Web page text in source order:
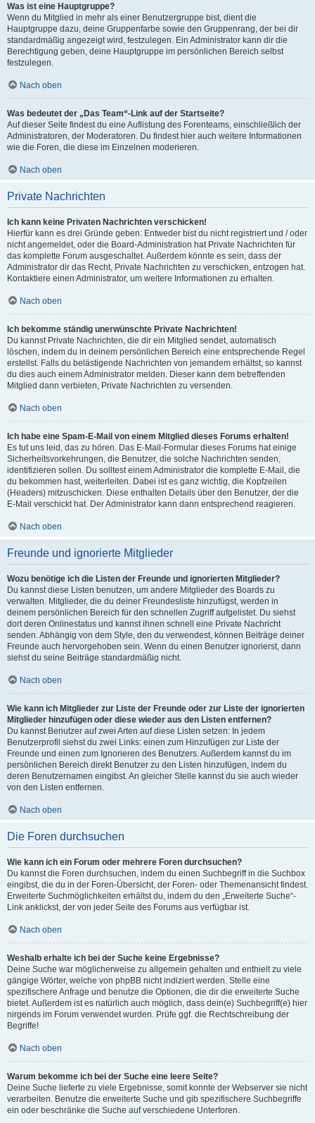
Was ist eine Hauptgruppe?
Wenn du Mitglied in mehr als einer Benutzergruppe bist, dient die
Hauptgruppe dazu, deine Gruppenfarbe sowie den Gruppenrang, der bei dir
standardmäßig angezeigt wird, festzulegen. Ein Administrator kann dir die
Berechtigung geben, deine Hauptgruppe im persönlichen Bereich selbst
festzulegen.
Nach oben
Was bedeutet der „Das Team“-Link auf der Startseite?
Auf dieser Seite findest du eine Auflistung des Forenteams, einschließlich der
Administratoren, der Moderatoren. Du findest hier auch weitere Informationen
wie die Foren, die diese im Einzelnen moderieren.
Nach oben
Private Nachrichten
Ich kann keine Privaten Nachrichten verschicken!
Hierfür kann es drei Gründe geben: Entweder bist du nicht registriert und / oder
nicht angemeldet, oder die Board-Administration hat Private Nachrichten für
das komplette Forum ausgeschaltet. Außerdem könnte es sein, dass der
Administrator dir das Recht, Private Nachrichten zu verschicken, entzogen hat.
Kontaktiere einen Administrator, um weitere Informationen zu erhalten.
Nach oben
Ich bekomme ständig unerwünschte Private Nachrichten!
Du kannst Private Nachrichten, die dir ein Mitglied sendet, automatisch
löschen, indem du in deinem persönlichen Bereich eine entsprechende Regel
erstellst. Falls du belästigende Nachrichten von jemandem erhältst, so kannst
du dies auch einem Administrator melden. Dieser kann dem betreffenden
Mitglied dann verbieten, Private Nachrichten zu versenden.
Nach oben
Ich habe eine Spam-E-Mail von einem Mitglied dieses Forums erhalten!
Es tut uns leid, das zu hören. Das E-Mail-Formular dieses Forums hat einige
Sicherheitsvorkehrungen, die Benutzer, die solche Nachrichten senden,
identifizieren sollen. Du solltest einem Administrator die komplette E-Mail, die
du bekommen hast, weiterleiten. Dabei ist es ganz wichtig, die Kopfzeilen
(Headers) mitzuschicken. Diese enthalten Details über den Benutzer, der die
E-Mail verschickt hat. Der Administrator kann dann entsprechend reagieren.
Nach oben
Freunde und ignorierte Mitglieder
Wozu benötige ich die Listen der Freunde und ignorierten Mitglieder?
Du kannst diese Listen benutzen, um andere Mitglieder des Boards zu
verwalten. Mitglieder, die du deiner Freundesliste hinzufügst, werden in
deinem persönlichen Bereich für den schnellen Zugriff aufgelistet. Du siehst
dort deren Onlinestatus und kannst ihnen schnell eine Private Nachricht
senden. Abhängig von dem Style, den du verwendest, können Beiträge deiner
Freunde auch hervorgehoben sein. Wenn du einen Benutzer ignorierst, dann
siehst du seine Beiträge standardmäßig nicht.
Nach oben
Wie kann ich Mitglieder zur Liste der Freunde oder zur Liste der ignorierten
Mitglieder hinzufügen oder diese wieder aus den Listen entfernen?
Du kannst Benutzer auf zwei Arten auf diese Listen setzen: In jedem
Benutzerprofil siehst du zwei Links: einen zum Hinzufügen zur Liste der
Freunde und einen zum Ignorieren des Benutzers. Außerdem kannst du im
persönlichen Bereich direkt Benutzer zu den Listen hinzufügen, indem du
deren Benutzernamen eingibst. An gleicher Stelle kannst du sie auch wieder
von den Listen entfernen.
Nach oben
Die Foren durchsuchen
Wie kann ich ein Forum oder mehrere Foren durchsuchen?
Du kannst die Foren durchsuchen, indem du einen Suchbegriff in die Suchbox
eingibst, die du in der Foren-Übersicht, der Foren- oder Themenansicht findest.
Erweiterte Suchmöglichkeiten erhältst du, indem du den „Erweiterte Suche“-
Link anklickst, der von jeder Seite des Forums aus verfügbar ist.
Nach oben
Weshalb erhalte ich bei der Suche keine Ergebnisse?
Deine Suche war möglicherweise zu allgemein gehalten und enthielt zu viele
gängige Wörter, welche von phpBB nicht indiziert werden. Stelle eine
spezifischere Anfrage und benutze die Optionen, die dir die erweiterte Suche
bietet. Außerdem ist es natürlich auch möglich, dass dein(e) Suchbegriff(e) hier
nirgends im Forum verwendet wurden. Prüfe ggf. die Rechtschreibung der
Begriffe!
Nach oben
Warum bekomme ich bei der Suche eine leere Seite?
Deine Suche lieferte zu viele Ergebnisse, somit konnte der Webserver sie nicht
verarbeiten. Benutze die erweiterte Suche und gib spezifischere Suchbegriffe
ein oder beschränke die Suche auf verschiedene Unterforen.